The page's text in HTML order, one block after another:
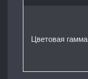
Цветовая гамма